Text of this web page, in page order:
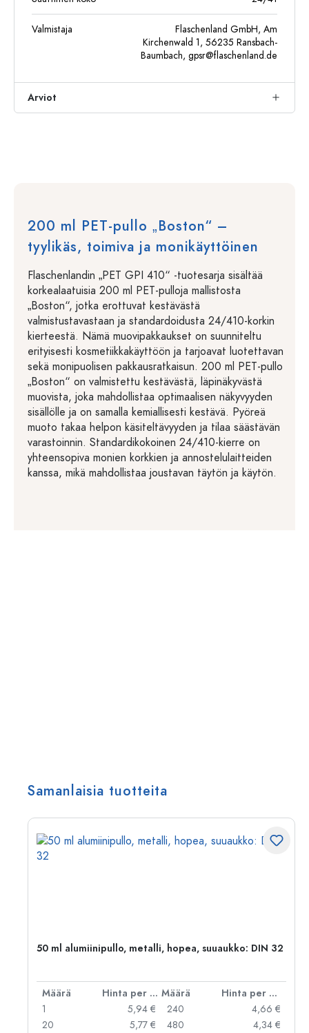
Valmistaja
Flaschenland GmbH, Am
Kirchenwald 1, 56235 Ransbach-
Baumbach, gpsr@flaschenland.de
Arviot
200 ml PET-pullo „Boston“ –
tyylikäs, toimiva ja monikäyttöinen
Flaschenlandin „PET GPI 410“ -tuotesarja sisältää
korkealaatuisia 200 ml PET-pulloja mallistosta
„Boston“, jotka erottuvat kestävästä
valmistustavastaan ja standardoidusta 24/410-korkin
kierteestä. Nämä muovipakkaukset on suunniteltu
erityisesti kosmetiikkakäyttöön ja tarjoavat luotettavan
sekä monipuolisen pakkausratkaisun. 200 ml PET-pullo
„Boston“ on valmistettu kestävästä, läpinäkyvästä
muovista, joka mahdollistaa optimaalisen näkyvyyden
sisällölle ja on samalla kemiallisesti kestävä. Pyöreä
muoto takaa helpon käsiteltävyyden ja tilaa säästävän
varastoinnin. Standardikokoinen 24/410-kierre on
yhteensopiva monien korkkien ja annostelulaitteiden
kanssa, mikä mahdollistaa joustavan täytön ja käytön.
Samanlaisia tuotteita
50 ml alumiinipullo, metalli, hopea, suuaukko: DIN 32
Määrä Hinta per kpl Määrä
Hinta per kpl
1
5,94 €
20
5,77 €
240
4,66 €
480
4,34 €